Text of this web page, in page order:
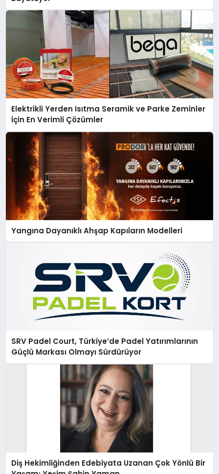
Elektrikli Yerden Isıtma Seramik ve Parke Zeminler
İçin En Verimli Çözümler
Yangına Dayanıklı Ahşap Kapıların Modelleri
SRV Padel Court, Türkiye’de Padel Yatırımlarının
Güçlü Markası Olmayı Sürdürüyor
Diş Hekimliğinden Edebiyata Uzanan Çok Yönlü Bir